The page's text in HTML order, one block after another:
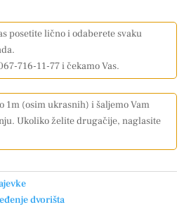
posetite lično i odaberete svaku
716-11-77 i čekamo Vas.
1m (osim ukrasnih) i šaljemo Vam
Ukoliko želite drugačije, naglasite
dvorišta